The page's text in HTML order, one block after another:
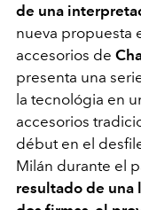
de una
nueva propuesta
accesorios de
presenta una
la tecnológia en
accesorios
début en el
Milán durante el
resultado de una